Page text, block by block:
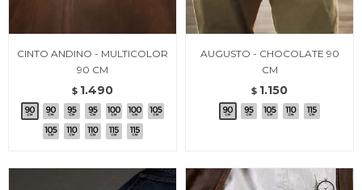
CINTO ANDINO - MULTICOLOR
90 CM
$ 1.490
AUGUSTO - CHOCOLATE 90
CM
$ 1.150